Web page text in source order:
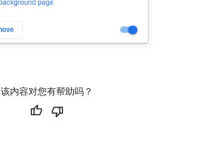
该内容对您有帮助吗？